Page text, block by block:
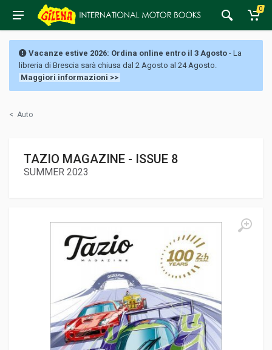
0
Vacanze estive 2026: Ordina online entro il 3 Agosto - La
libreria di Brescia sarà chiusa dal 2 Agosto al 24 Agosto.
Maggiori informazioni >>
< Auto
TAZIO MAGAZINE - ISSUE 8
SUMMER 2023